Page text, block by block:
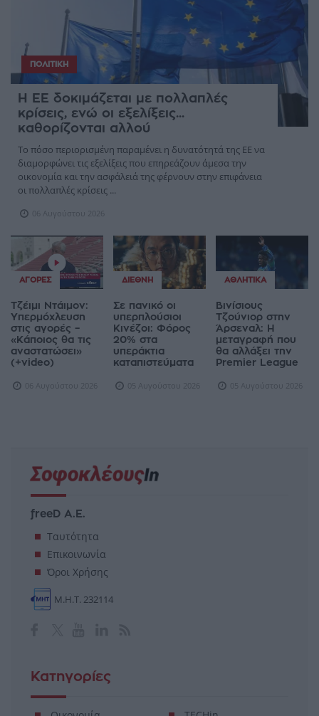
ΠΟΛΙΤΙΚΉ
Η ΕΕ δοκιμάζεται με πολλαπλές
κρίσεις, ενώ οι εξελίξεις...
καθορίζονται αλλού
Το πόσο περιορισμένη παραμένει η δυνατότητά της ΕΕ να
διαμορφώνει τις εξελίξεις που επηρεάζουν άμεσα την
οικονομία και την ασφάλειά της φέρνουν στην επιφάνεια
οι πολλαπλές κρίσεις ...
06 Αυγούστου 2026
ΑΓΟΡΈΣ
Τζέιμι Ντάιμον:
Υπερμόχλευση
στις αγορές –
«Κάποιος θα τις
αναστατώσει»
(+video)
06 Αυγούστου 2026
ΔΙΕΘΝΉ
Σε πανικό οι
υπερπλούσιοι
Κινέζοι: Φόρος
20% στα
υπεράκτια
καταπιστεύματα
05 Αυγούστου 2026
ΑΘΛΗΤΙΚΆ
Βινίσιους
Τζούνιορ στην
Άρσεναλ: Η
μεταγραφή που
θα αλλάξει την
Premier League
05 Αυγούστου 2026